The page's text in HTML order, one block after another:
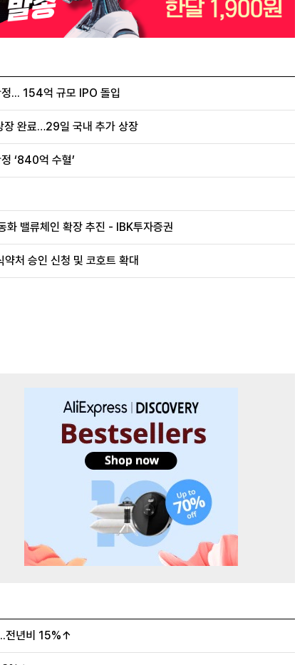
... 154억 규모 IPO 돌입
완료…29일 국내 추가 상장
‘840억 수혈’
화 밸류체인 확장 추진 - IBK투자증권
처 승인 신청 및 코호트 확대
전년비 15%↑